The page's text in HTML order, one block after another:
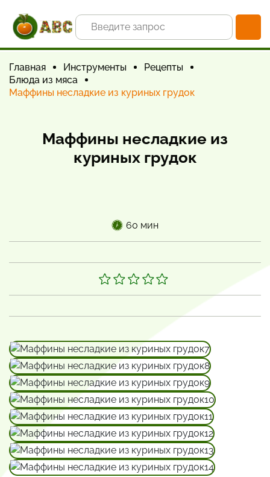
Главная Инструменты
Рецепты
Блюда из мяса
Маффины несладкие из куриных грудок
Маффины несладкие из
куриных грудок
60 мин